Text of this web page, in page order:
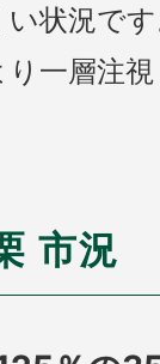
状況で
一層注
市況